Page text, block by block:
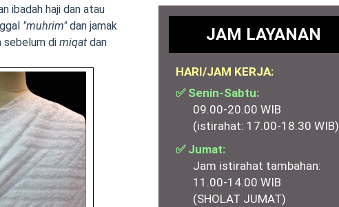
ibadah haji dan atau
"muhrim"dan jamak
sebelum di miqat dan
JAM LAYANAN
HARI/JAM KERJA:
✅ Senin-Sabtu:
09.00-20.00 WIB
(istirahat: 17.00-18.30 WIB)
✅ Jumat:
Jam istirahat tambahan:
11.00-14.00 WIB
(SHOLAT JUMAT)